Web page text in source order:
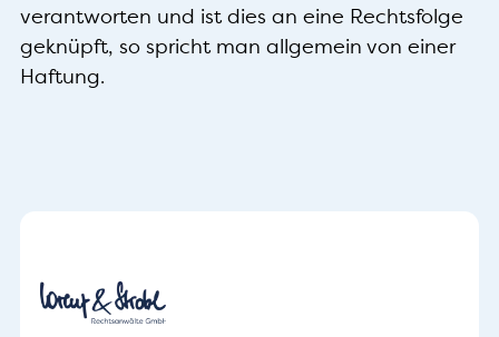
verantworten und ist dies an eine Rechtsfolge
geknüpft, so spricht man allgemein von einer
Haftung.